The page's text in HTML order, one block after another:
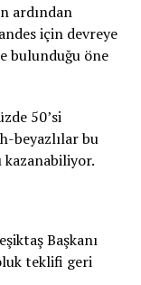
ardından
için devreye
bulunduğu öne
50’si
beyazlılar bu
kazanabiliyor.
Başkanı
teklifi geri